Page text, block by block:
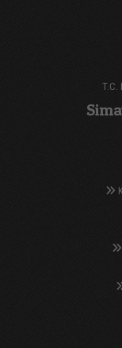
T.C.